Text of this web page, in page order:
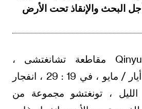
البحث والإنقاذ تحت الأرض
الشفق يلفها Qinyuan مقاطعة تشانغتشى ،
وشانشى ، في 22 أيار / مايو ، في 19 : 29 ، انفجار
، تونغتشو مجموعة من